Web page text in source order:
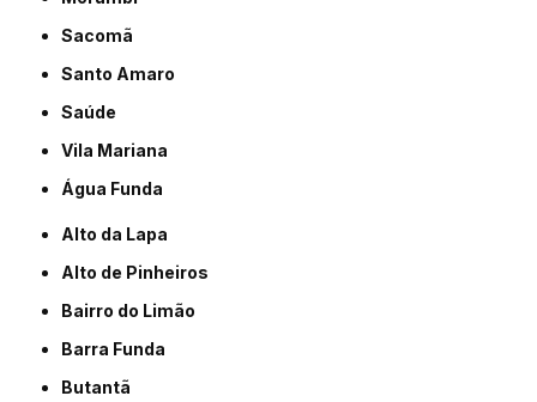
Sacomã
Santo Amaro
Saúde
Vila Mariana
Água Funda
Alto da Lapa
Alto de Pinheiros
Bairro do Limão
Barra Funda
Butantã